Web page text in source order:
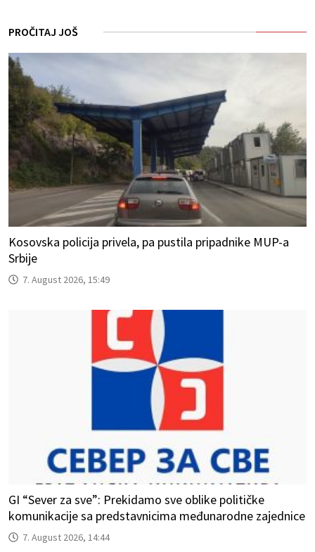
PROČITAJ JOŠ
Kosovska policija privela, pa pustila pripadnike MUP-a
Srbije
7. August 2026, 15:49
GI “Sever za sve”: Prekidamo sve oblike političke
komunikacije sa predstavnicima međunarodne zajednice
7. August 2026, 14:44